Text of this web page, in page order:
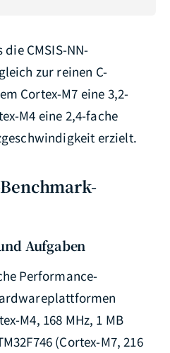
CMSIS-NN-
zur reinen C-
Cortex-M7 eine 3,2-
M4 eine 2,4-fache
erzielt.
Aufgaben
Performance-
M4, 168 MHz, 1 MB
(Cortex-M7, 216